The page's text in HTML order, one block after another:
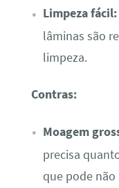
Limpeza fácil:
lâminas são
limpeza.
Contras:
Moagem
precisa
que pode